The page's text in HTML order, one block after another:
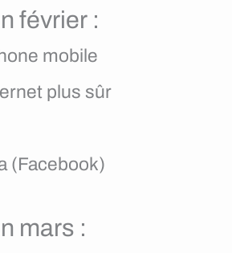
février :
mobile
plus sûr
(Facebook)
mars :